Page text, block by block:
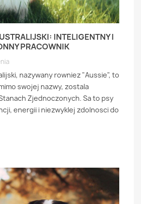
INTELIGENTNY I
PRACOWNIK
nazywany rowniez "Aussie", to
swojej nazwy, zostala
Zjednoczonych. Sa to psy
energii i niezwyklej zdolnosci do